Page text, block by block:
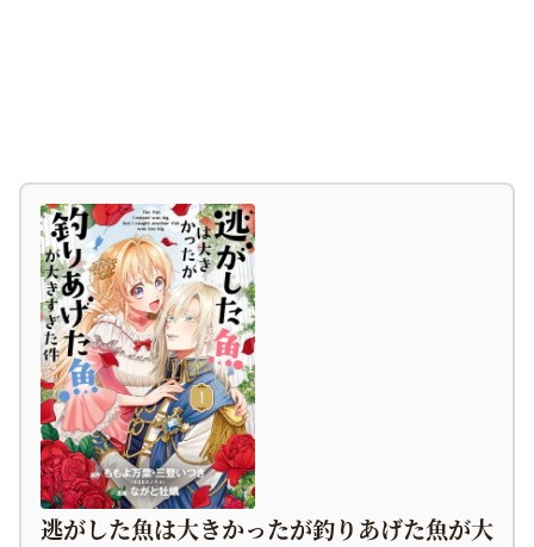
逃がした魚は大きかったが釣りあげた魚が大